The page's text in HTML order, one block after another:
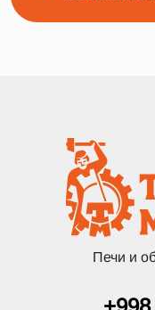
Печи и